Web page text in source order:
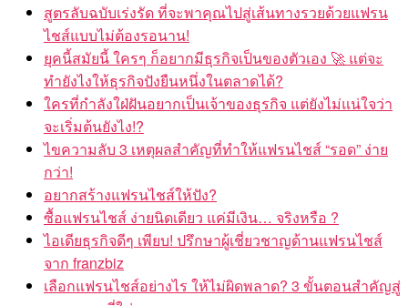
สูตรลับฉบับเร่งรัด ที่จะพาคุณไปสู่เส้นทางรวยด้วยแฟรน
ไชส์แบบไม่ต้องรอนาน!
ยุคนี้สมัยนี้ ใครๆ ก็อยากมีธุรกิจเป็นของตัวเอง
แต่จะ
ทำยังไงให้ธุรกิจปังยืนหนึ่งในตลาดได้?
ใครที่กำลังใฝ่ฝันอยากเป็นเจ้าของธุรกิจ แต่ยังไม่แน่ใจว่า
จะเริ่มต้นยังไง!?
ไขความลับ 3 เหตุผลสำคัญที่ทำให้แฟรนไชส์ “รอด” ง่าย
กว่า!
อยากสร้างแฟรนไชส์ให้ปัง?
ซื้อแฟรนไชส์ ง่ายนิดเดียว แค่มีเงิน… จริงหรือ ?
ไอเดียธุรกิจดีๆ เพียบ! ปรึกษาผู้เชี่ยวชาญด้านแฟรนไชส์
จาก franzbiz
เลือกแฟรนไชส์อย่างไร ให้ไม่ผิดพลาด? 3 ขั้นตอนสำคัญสู่